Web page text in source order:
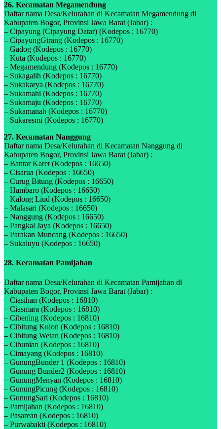
26. Kecamatan Megamendung
Daftar nama Desa/Kelurahan di Kecamatan Megamendung di
Kabupaten Bogor, Provinsi Jawa Barat (Jabar) :
– Cipayung (Cipayung Datar) (Kodepos : 16770)
– CipayungGirang (Kodepos : 16770)
– Gadog (Kodepos : 16770)
– Kuta (Kodepos : 16770)
– Megamendung (Kodepos : 16770)
– Sukagalih (Kodepos : 16770)
– Sukakarya (Kodepos : 16770)
– Sukamahi (Kodepos : 16770)
– Sukamaju (Kodepos : 16770)
– Sukamanah (Kodepos : 16770)
– Sukaresmi (Kodepos : 16770)
27. Kecamatan Nanggung
Daftar nama Desa/Kelurahan di Kecamatan Nanggung di
Kabupaten Bogor, Provinsi Jawa Barat (Jabar) :
– Bantar Karet (Kodepos : 16650)
– Cisarua (Kodepos : 16650)
– Curug Bitung (Kodepos : 16650)
– Hambaro (Kodepos : 16650)
– Kalong Liud (Kodepos : 16650)
– Malasari (Kodepos : 16650)
– Nanggung (Kodepos : 16650)
– Pangkal Jaya (Kodepos : 16650)
– Parakan Muncang (Kodepos : 16650)
– Sukaluyu (Kodepos : 16650)
28. Kecamatan Pamijahan
Daftar nama Desa/Kelurahan di Kecamatan Pamijahan di
Kabupaten Bogor, Provinsi Jawa Barat (Jabar) :
– Ciasihan (Kodepos : 16810)
– Ciasmara (Kodepos : 16810)
– Cibening (Kodepos : 16810)
– Cibitung Kulon (Kodepos : 16810)
– Cibitung Wetan (Kodepos : 16810)
– Cibunian (Kodepos : 16810)
– Cimayang (Kodepos : 16810)
– GunungBunder 1 (Kodepos : 16810)
– Gunung Bunder2 (Kodepos : 16810)
– GunungMenyan (Kodepos : 16810)
– GunungPicung (Kodepos : 16810)
– GunungSari (Kodepos : 16810)
– Pamijahan (Kodepos : 16810)
– Pasarean (Kodepos : 16810)
– Purwabakti (Kodepos : 16810)